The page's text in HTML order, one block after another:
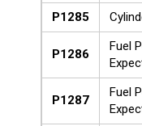
P1285
P1286
Fuel
P1287
Fuel